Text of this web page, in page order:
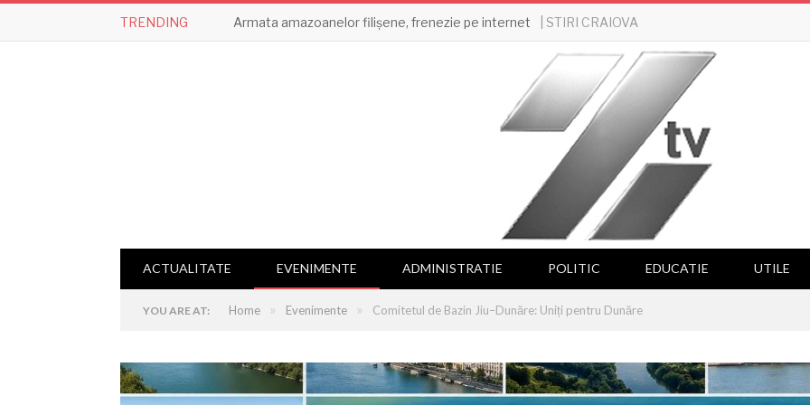
TRENDING Armata amazoanelor filișene, frenezie pe internet | STIRI CRAIOVA
ACTUALITATE EVENIMENTE ADMINISTRATIE POLITIC EDUCATIE UTILE
YOU ARE AT: Home » Evenimente » Comitetul de Bazin Jiu–Dunăre: Uniți pentru Dunăre